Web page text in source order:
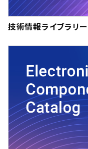
技術情報ライブラリー